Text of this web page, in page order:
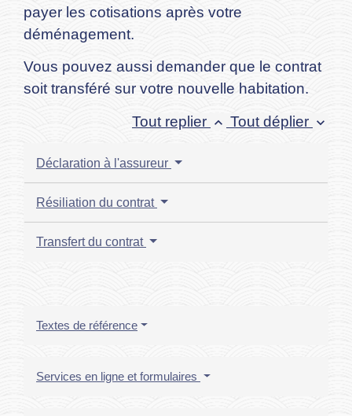
payer les cotisations après votre
déménagement.
Vous pouvez aussi demander que le contrat
soit transféré sur votre nouvelle habitation.
Tout replier keyboard_arrow_up Tout déplier keyboard_arrow_down
Déclaration à l'assureur
Résiliation du contrat
Transfert du contrat
Textes de référence
Services en ligne et formulaires